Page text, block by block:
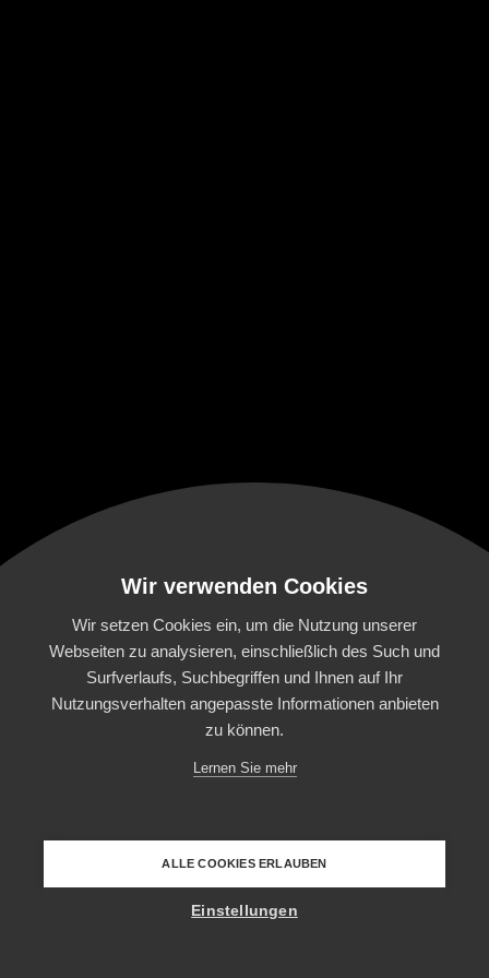
Wir verwenden Cookies
Wir setzen Cookies ein, um die Nutzung unserer
Webseiten zu analysieren, einschließlich des Such und
Surfverlaufs, Suchbegriffen und Ihnen auf Ihr
Nutzungsverhalten angepasste Informationen anbieten
zu können.
Lernen Sie mehr
ALLE COOKIES ERLAUBEN
Einstellungen